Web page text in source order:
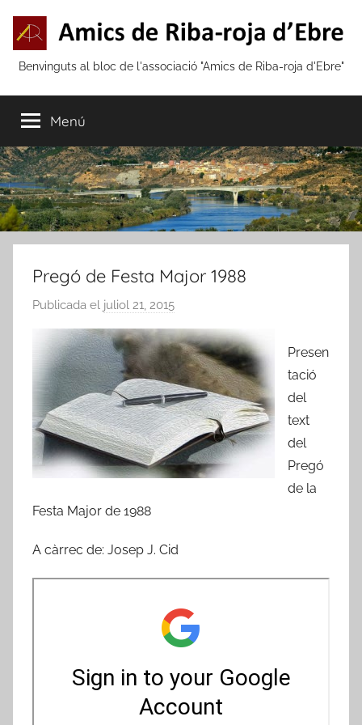
contingut
Amics
de
Riba-
roja
d'Ebre
Benvinguts al bloc de l'associació "Amics de Riba-roja d'Ebre"
Menú
Pregó de Festa Major 1988
Publicada el juliol 21, 2015
e
r
A
m
i
c
s
d
b
a
r
o
a
d
Presen
tació
del
text
del
Pregó
de la
Festa Major de 1988
A càrrec de: Josep J. Cid